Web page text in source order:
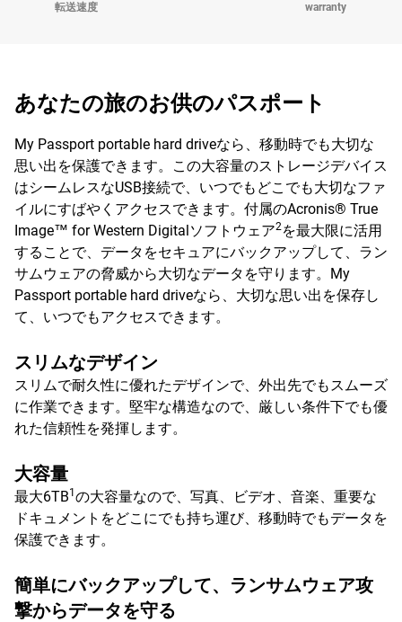
転送速度 warranty
あなたの旅のお供のパスポート
My Passport portable hard driveなら、移動時でも大切な
思い出を保護できます。この大容量のストレージデバイス
はシームレスなUSB接続で、いつでもどこでも大切なファ
イルにすばやくアクセスできます。付属のAcronis® True
Image™ for Western Digitalソフトウェア2を最大限に活用
することで、データをセキュアにバックアップして、ラン
サムウェアの脅威から大切なデータを守ります。My
Passport portable hard driveなら、大切な思い出を保存し
て、いつでもアクセスできます。
スリムなデザイン
スリムで耐久性に優れたデザインで、外出先でもスムーズ
に作業できます。堅牢な構造なので、厳しい条件下でも優
れた信頼性を発揮します。
大容量
最大6TB1 の大容量なので、写真、ビデオ、音楽、重要な
ドキュメントをどこにでも持ち運び、移動時でもデータを
保護できます。
簡単にバックアップして、ランサムウェア攻
撃からデータを守る